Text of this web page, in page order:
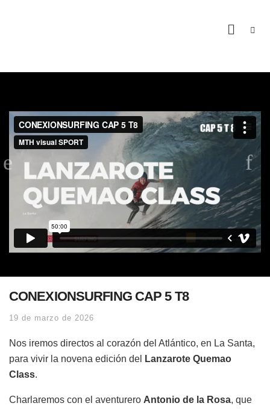
CONEXIONSURFING CAP 5 T8
19 de marzo de 2026
Nos iremos directos al corazón del Atlántico, en La Santa,
para vivir la novena edición del
Lanzarote Quemao
Class.
Charlaremos con el aventurero Antonio de la Rosa, que